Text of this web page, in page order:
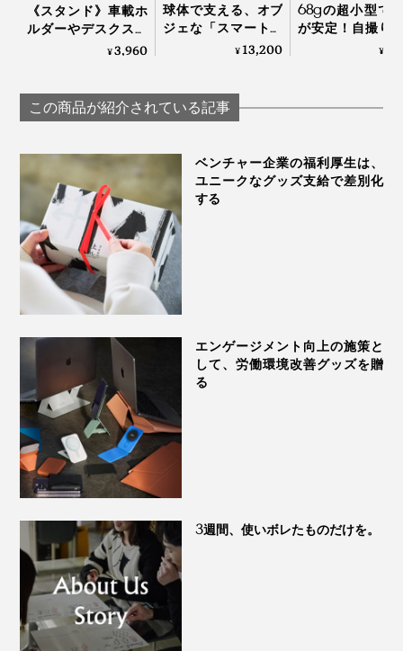
《スタンド》車載ホ
ルダーやデスクスタ
ンドに安定感バツグ
設置できる「折りた
たみ式スマホスタン
¥3,960
球体で支える、オブ
ジェな「スマートフ
ォンスタンド」｜
インプロジェクト
¥13,200
68gの超小型で
が安定！自撮り
スマホスタンド
¥
この商品が紹介されている記事
ベンチャー企業の福利厚生は、
ユニークなグッズ支給で差別化
する
エンゲージメント向上の施策と
して、労働環境改善グッズを贈
る
3週間、使いボレたものだけを。